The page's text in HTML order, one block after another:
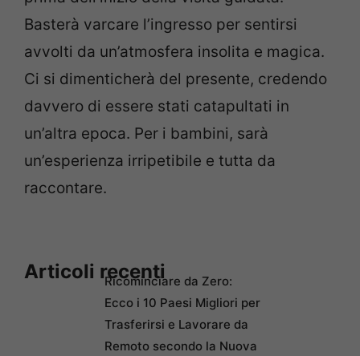
Basterà varcare l’ingresso per sentirsi
avvolti da un’atmosfera insolita e magica.
Ci si dimenticherà del presente, credendo
davvero di essere stati catapultati in
un’altra epoca. Per i bambini, sarà
un’esperienza irripetibile e tutta da
raccontare.
Articoli recentiRicominciare da Zero:
Ecco i 10 Paesi Migliori per
Trasferirsi e Lavorare da
Remoto secondo la Nuova